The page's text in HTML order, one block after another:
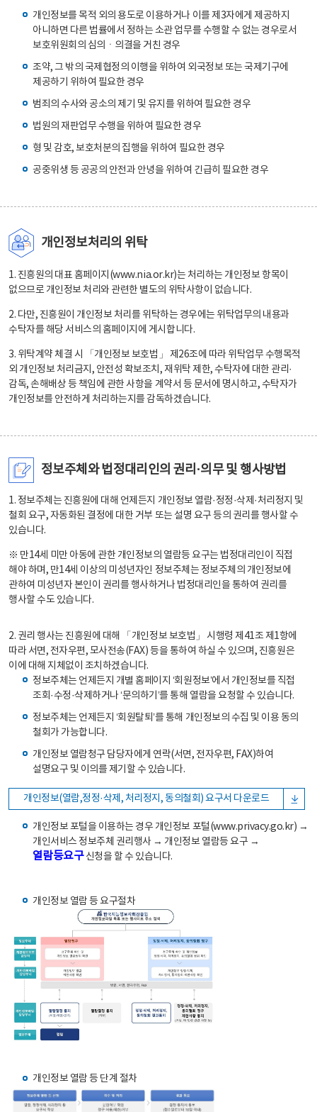
개인정보를 목적 외의 용도로 이용하거나 이를 제3자에게 제공하지
아니하면 다른 법률에서 정하는 소관 업무를 수행할 수 없는 경우로서
보호위원회의 심의ㆍ의결을 거친 경우
조약, 그 밖의 국제협정의 이행을 위하여 외국정보 또는 국제기구에
제공하기 위하여 필요한 경우
범죄의 수사와 공소의 제기 및 유지를 위하여 필요한 경우
법원의 재판업무 수행을 위하여 필요한 경우
형 및 감호, 보호처분의 집행을 위하여 필요한 경우
공중위생 등 공공의 안전과 안녕을 위하여 긴급히 필요한 경우
개인정보처리의 위탁
1. 진흥원의 대표 홈페이지(www.nia.or.kr)는 처리하는 개인정보 항목이
없으므로 개인정보 처리와 관련한 별도의 위탁사항이 없습니다.
2. 다만, 진흥원이 개인정보 처리를 위탁하는 경우에는 위탁업무의 내용과
수탁자를 해당 서비스의 홈페이지에 게시합니다.
3. 위탁계약 체결 시 「개인정보 보호법」 제26조에 따라 위탁업무 수행목적
외 개인정보 처리금지, 안전성 확보조치, 재위탁 제한, 수탁자에 대한 관리·
감독, 손해배상 등 책임에 관한 사항을 계약서 등 문서에 명시하고, 수탁자가
개인정보를 안전하게 처리하는지를 감독하겠습니다.
정보주체와 법정대리인의 권리·의무 및 행사방법
1. 정보주체는 진흥원에 대해 언제든지 개인정보 열람·정정·삭제·처리정지 및
철회 요구, 자동화된 결정에 대한 거부 또는 설명 요구 등의 권리를 행사할 수
있습니다.
※ 만14세 미만 아동에 관한 개인정보의 열람등 요구는 법정대리인이 직접
해야 하며, 만14세 이상의 미성년자인 정보주체는 정보주체의 개인정보에
관하여 미성년자 본인이 권리를 행사하거나 법정대리인을 통하여 권리를
행사할 수도 있습니다.
2. 권리 행사는 진흥원에 대해 「개인정보 보호법」 시행령 제41조 제1항에
따라 서면, 전자우편, 모사전송(FAX) 등을 통하여 하실 수 있으며, 진흥원은
이에 대해 지체없이 조치하겠습니다.
정보주체는 언제든지 개별 홈페이지 ‘회원정보’에서 개인정보를 직접
조회·수정·삭제하거나 ‘문의하기’를 통해 열람을 요청할 수 있습니다.
정보주체는 언제든지 ‘회원탈퇴’를 통해 개인정보의 수집 및 이용 동의
철회가 가능합니다.
개인정보 열람청구 담당자에게 연락(서면, 전자우편, FAX)하여
설명요구 및 이의를 제기할 수 있습니다.
개인정보(열람,정정·삭제, 처리정지, 동의철회) 요구서 다운로드
개인정보 포털을 이용하는 경우 개인정보 포털(www.privacy.go.kr) →
개인서비스 정보주체 권리행사 → 개인정보 열람등 요구 →
열람등요구신청을 할 수 있습니다.
개인정보 열람 등 요구절차
개인정보 열람 등 단계 절차